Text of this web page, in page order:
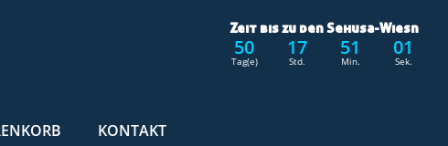
KONTAKT
Zeit bis zu den Sehusa-Wiesn
50
Tag(e)
17
Std.
51
Min.
00
Sek.